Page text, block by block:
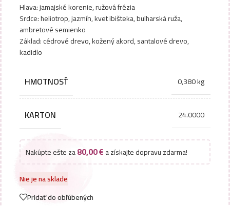
Hlava: jamajské korenie, ružová frézia
Srdce: heliotrop, jazmín, kvet ibišteka, bulharská ruža,
ambretové semienko
Základ: cédrové drevo, kožený akord, santalové drevo,
kadidlo
HMOTNOSŤ 0,380 kg
KARTON 24.0000
Nakúpte ešte za80,00€a získajte dopravu zdarma!
Nie je na sklade
Pridať do obľúbených